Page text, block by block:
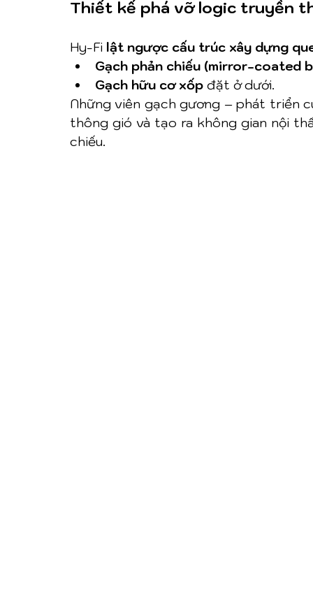
Thiết kế phá vỡ logic truyền
Hy-Fi lật ngược cấu trúc xây dựng
Gạch phản chiếu (mirror-coated
Gạch hữu cơ xốp đặt ở dưới.
Những viên gạch gương – phát triển
thông gió và tạo ra không gian nội
chiếu.